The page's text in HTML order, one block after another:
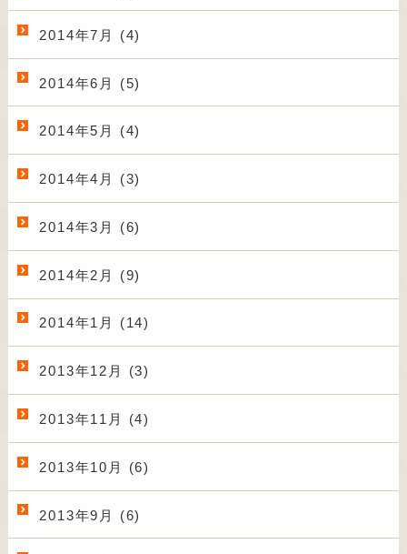
2014年7月 (4)
2014年6月 (5)
2014年5月 (4)
2014年4月 (3)
2014年3月 (6)
2014年2月 (9)
2014年1月 (14)
2013年12月 (3)
2013年11月 (4)
2013年10月 (6)
2013年9月 (6)